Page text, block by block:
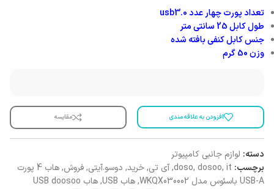
تعداد پورت‌ چهار عدد usb3.0
طول کابل 25 سانتی متر
جنس کابل کنفی بافته شده
وزن 50 گرم
افزودن به علاقه مندی مقایسه
دسته: لوازم جانبی کامپیوتر
برچسب:
doso, dosoo, it
,آی تی,خرید, دوسو.آیتی,فروش,
هاب 4 پورت
USB-A باسئوس مدل WKQX030002
,هاب USB ,هاب USB doosoo